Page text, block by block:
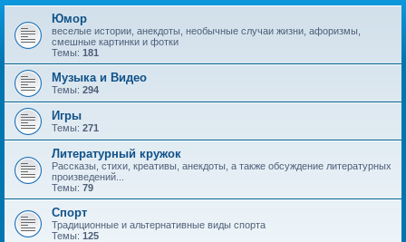
Юмор
веселые истории, анекдоты, необычные случаи жизни, афоризмы,
смешные картинки и фотки
Темы: 181
Музыка и Видео
Темы: 294
Игры
Темы: 271
Литературный кружок
Рассказы, стихи, креативы, анекдоты, а также обсуждение литературных
произведений...
Темы: 79
Спорт
Традиционные и альтернативные виды спорта
Темы: 125